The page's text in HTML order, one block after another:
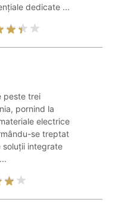
dedicate ...
peste trei
pornind la
electrice
se treptat
soluții integrate